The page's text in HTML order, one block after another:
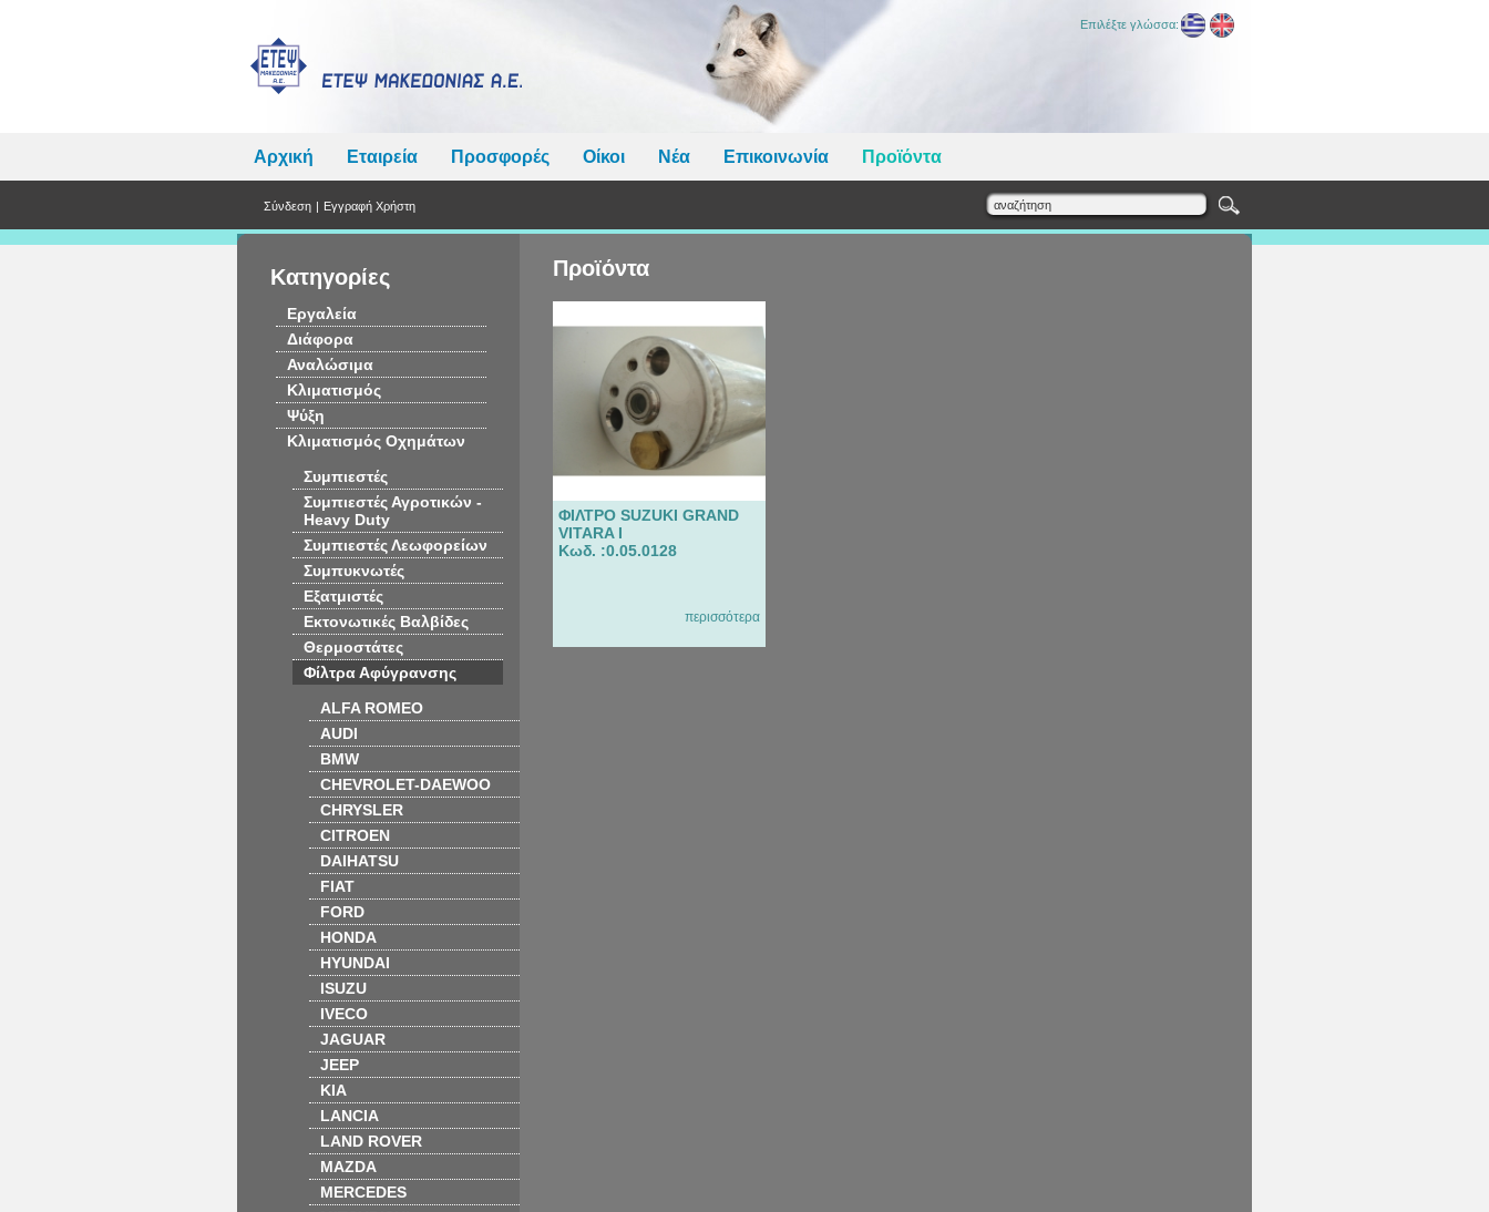
Επιλέξτε γλώσσα:
Αρχική Εταιρεία Προσφορές Οίκοι Νέα Επικοινωνία Προϊόντα
Σύνδεση | Εγγραφή Χρήστη
Κατηγορίες
Εργαλεία
Διάφορα
Αναλώσιμα
Κλιματισμός
Ψύξη
Κλιματισμός Οχημάτων
Συμπιεστές
Συμπιεστές Αγροτικών -
Heavy Duty
Συμπιεστές Λεωφορείων
Συμπυκνωτές
Εξατμιστές
Εκτονωτικές Βαλβίδες
Θερμοστάτες
Φίλτρα Αφύγρανσης
ALFA ROMEO
AUDI
BMW
CHEVROLET-DAEWOO
CHRYSLER
CITROEN
DAIHATSU
FIAT
FORD
HONDA
HYUNDAI
ISUZU
IVECO
JAGUAR
JEEP
KIA
LANCIA
LAND ROVER
MAZDA
MERCEDES
Προϊόντα
ΦΙΛΤΡΟ SUZUKI GRAND
VITARA I
Κωδ. :0.05.0128
περισσότερα